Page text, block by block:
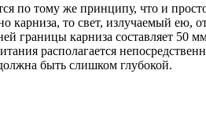
по тому же принципу, что и
карниза, то свет, излучаемый ею,
границы карниза составляет
располагается
быть слишком глубокой.